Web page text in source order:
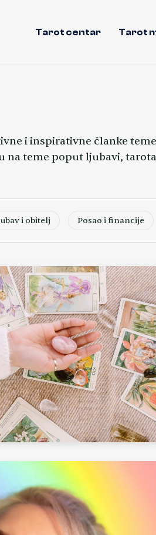
Tarot centar Tarot
i inspirativne članke
na teme poput ljubavi,
i obitelj Posao i financije